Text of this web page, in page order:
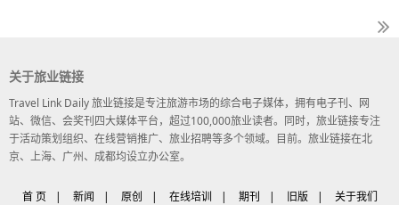
关于旅业链接
Travel Link Daily 旅业链接是专注旅游市场的综合电子媒体，拥有电子刊、网
站、微信、会奖刊四大媒体平台，超过100,000旅业读者。同时，旅业链接专注
于活动策划组织、在线营销推广、旅业招聘等多个领域。目前。旅业链接在北
京、上海、广州、成都均设立办公室。
首 页 | 新闻 | 原创 | 在线培训 | 期刊 | 旧版 | 关于我们